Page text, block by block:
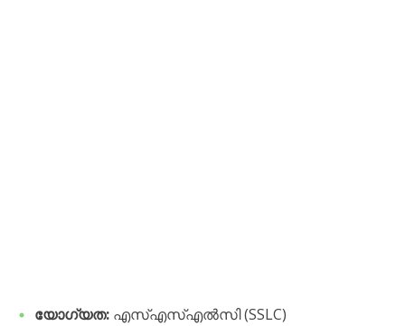
യോഗ്യത:എസ്എസ്എൽസി (SSLC)